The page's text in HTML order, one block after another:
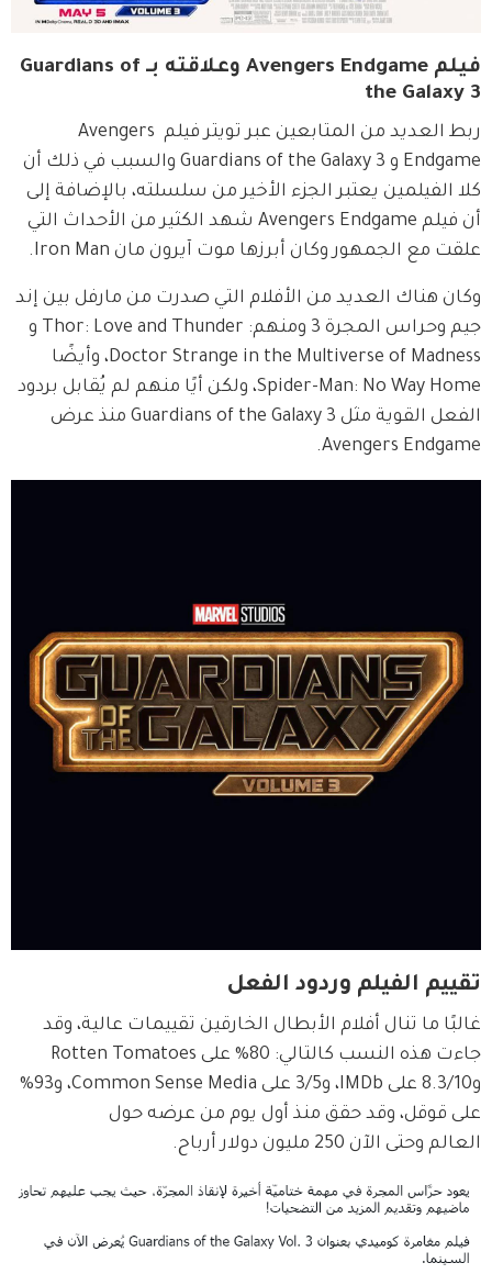
فيلم Avengers Endgame وعلاقته بـ Guardians of
the Galaxy 3
ربط العديد من المتابعين عبر تويتر فيلم Avengers
Endgame و Guardians of the Galaxy 3 والسبب في ذلك أن
كلا الفيلمين يعتبر الجزء الأخير من سلسلته، بالإضافة إلى
أن فيلم Avengers Endgame شهد الكثير من الأحداث التي
علقت مع الجمهور وكان أبرزها موت آيرون مان Iron Man.
وكان هناك العديد من الأفلام التي صدرت من مارفل بين إند
جيم وحراس المجرة 3 ومنهم: Thor: Love and Thunder و
Doctor Strange in the Multiverse of Madness، وأيضًا
Spider-Man: No Way Home، ولكن أيًا منهم لم يُقابل بردود
الفعل القوية مثل Guardians of the Galaxy 3 منذ عرض
Avengers Endgame.
تقييم الفيلم وردود الفعل
غالبًا ما تنال أفلام الأبطال الخارقين تقييمات عالية، وقد
و8.3/10 على IMDb، و3/5 على Common Sense Media، و93%
على قوقل، وقد حقق منذ أول يوم من عرضه حول
العالم وحتى الآن 250 مليون دولار أرباح.